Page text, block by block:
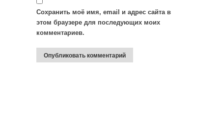
Сохранить моё имя, email и адрес сайта в
этом браузере для последующих моих
комментариев.